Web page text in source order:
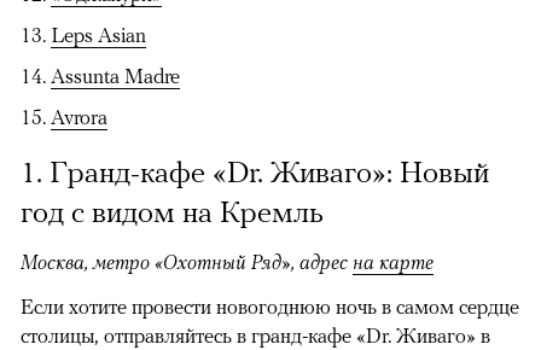
Leps Asian
Assunta Madre
Avrora
1. Гранд-кафе «Dr. Живаго»: Новый
год с видом на Кремль
Москва, метро «Охотный Ряд», адрес на карте
Если хотите провести новогоднюю ночь в самом сердце
столицы, отправляйтесь в гранд-кафе «Dr. Живаго» в